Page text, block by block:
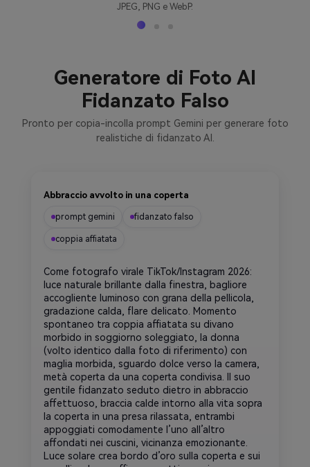
JPEG, PNG e WebP.
Generatore di Foto AI
Fidanzato Falso
Pronto per copia-incolla prompt Gemini per generare foto
realistiche di fidanzato AI.
Abbraccio avvolto in una coperta
prompt gemini fidanzato falso
coppia affiatata
Come fotografo virale TikTok/Instagram 2026:
luce naturale brillante dalla finestra, bagliore
accogliente luminoso con grana della pellicola,
gradazione calda, flare delicato. Momento
spontaneo tra coppia affiatata su divano
morbido in soggiorno soleggiato, la donna
(volto identico dalla foto di riferimento) con
maglia morbida, sguardo dolce verso la camera,
metà coperta da una coperta condivisa. Il suo
gentile fidanzato seduto dietro in abbraccio
affettuoso, braccia calde intorno alla vita sopra
la coperta in una presa rilassata, entrambi
appoggiati comodamente l’uno all’altro
affondati nei cuscini, vicinanza emozionante.
Luce solare crea bordo d’oro sulla coperta e sui